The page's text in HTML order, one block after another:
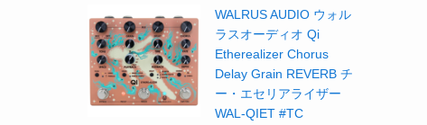
WALRUS AUDIO ウォル
ラスオーディオ Qi
Etherealizer Chorus
Delay Grain REVERB チ
ー・エセリアライザー
WAL-QIET #TC